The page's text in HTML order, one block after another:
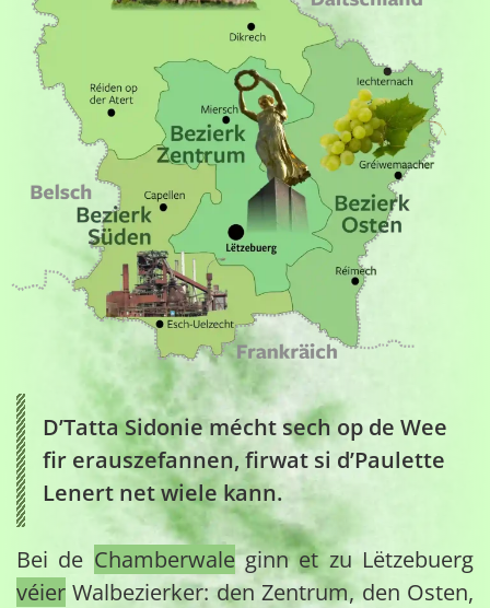
D’Tatta Sidonie mécht sech op de Wee
fir erauszefannen, firwat si d’Paulette
Lenert net wiele kann.
Bei de Chamberwaleginn et zu Lëtzebuerg
véier Walbezierker: den Zentrum, den Osten,